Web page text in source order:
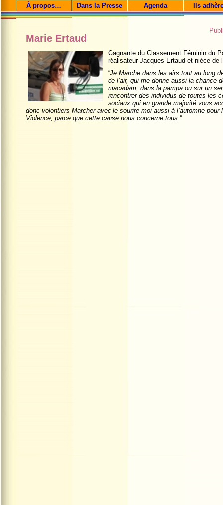
À propos… Dans la Presse Agenda Ils
Marie Ertaud
Gagnante du Classement Féminin du
réalisateur Jacques Ertaud et nièce de
“Je Marche dans les airs tout au long
de l’air, qui me donne aussi la chance
macadam, dans la pampa ou sur un
rencontrer des individus de toutes les
sociaux qui en grande majorité vous
donc volontiers Marcher avec le sourire moi aussi à l’automne
Violence, parce que cette cause nous concerne tous.”